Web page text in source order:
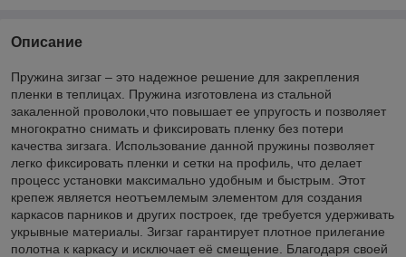
Описание
Пружина зигзаг – это надежное решение для закрепления
пленки в теплицах. Пружина изготовлена из стальной
закаленной проволоки,что повышает ее упругость и позволяет
многократно снимать и фиксировать пленку без потери
качества зигзага. Использование данной пружины позволяет
легко фиксировать пленки и сетки на профиль, что делает
процесс установки максимально удобным и быстрым. Этот
крепеж является неотъемлемым элементом для создания
каркасов парников и других построек, где требуется удерживать
укрывные материалы. Зигзаг гарантирует плотное прилегание
полотна к каркасу и исключает её смещение. Благодаря своей